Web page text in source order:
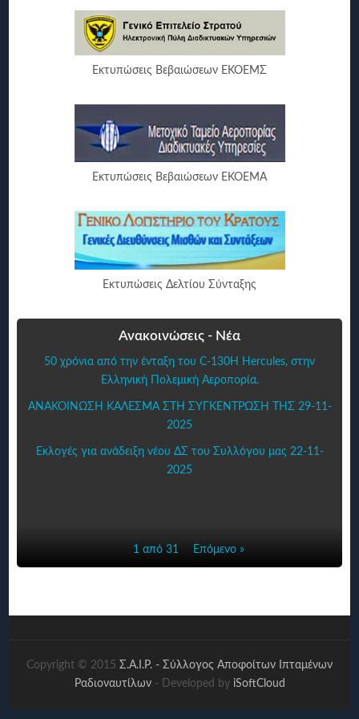
Εκτυπώσεις Βεβαιώσεων ΕΚΟΕΜΣ
Εκτυπώσεις Βεβαιώσεων ΕΚΟΕΜΑ
Εκτυπώσεις Δελτίου Σύνταξης
Ανακοινώσεις - Νέα
50 χρόνια από την ένταξη του C-130H Hercules, στην
Ελληνική Πολεμική Αεροπορία.
ΑΝΑΚΟΙΝΩΣΗ ΚΑΛΕΣΜΑ ΣΤΗ ΣΥΓΚΕΝΤΡΩΣΗ ΤΗΣ 29-11-
2025
Εκλογές για ανάδειξη νέου ΔΣ του Συλλόγου μας 22-11-
2025
1 από 31 Επόμενο »
Copyright © 2015 Σ.Α.Ι.Ρ. - Σύλλογος Αποφοίτων Ιπταμένων
Ραδιοναυτίλων- Developed by iSoftCloud